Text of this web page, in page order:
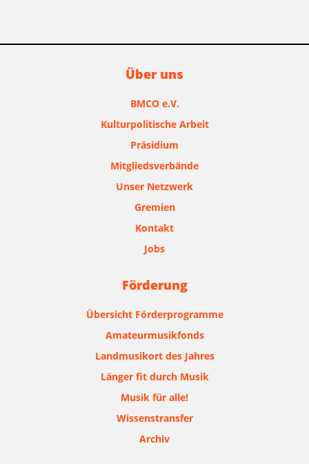
Über uns
BMCO e.V.
Kulturpolitische Arbeit
Präsidium
Mitgliedsverbände
Unser Netzwerk
Gremien
Kontakt
Jobs
Förderung
Übersicht Förderprogramme
Amateurmusikfonds
Landmusikort des Jahres
Länger fit durch Musik
Musik für alle!
Wissenstransfer
Archiv